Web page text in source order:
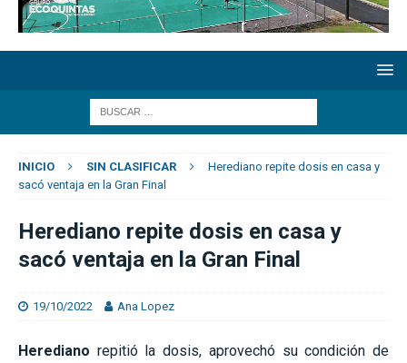
INICIO SIN CLASIFICAR
Herediano repite dosis en casa y
sacó ventaja en la Gran Final
Herediano repite dosis en casa y
sacó ventaja en la Gran Final
19/10/2022 Ana Lopez
Herediano repitió la dosis, aprovechó su condición de